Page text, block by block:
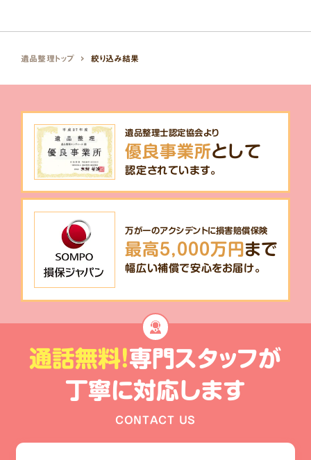
遺品整理トップ 絞り込み結果
遺品整理士認定協会より
優良事業所として
認定されています。
万が一のアクシデントに損害賠償保険
最高5,000万円まで
幅広い補償で安心をお届け。
通話無料!専門スタッフが
丁寧に対応します
CONTACT US